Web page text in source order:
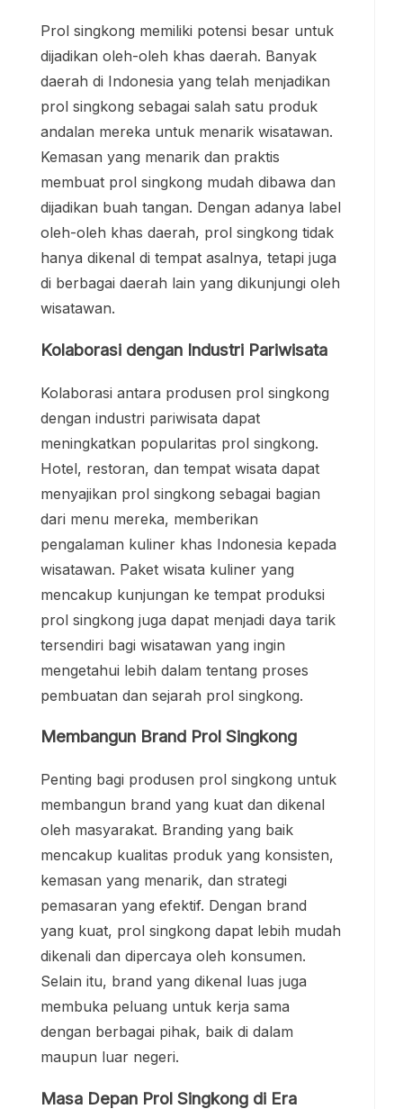
Prol singkong memiliki potensi besar untuk
dijadikan oleh-oleh khas daerah. Banyak
daerah di Indonesia yang telah menjadikan
prol singkong sebagai salah satu produk
andalan mereka untuk menarik wisatawan.
Kemasan yang menarik dan praktis
membuat prol singkong mudah dibawa dan
dijadikan buah tangan. Dengan adanya label
oleh-oleh khas daerah, prol singkong tidak
hanya dikenal di tempat asalnya, tetapi juga
di berbagai daerah lain yang dikunjungi oleh
wisatawan.
Kolaborasi dengan Industri Pariwisata
Kolaborasi antara produsen prol singkong
dengan industri pariwisata dapat
meningkatkan popularitas prol singkong.
Hotel, restoran, dan tempat wisata dapat
menyajikan prol singkong sebagai bagian
dari menu mereka, memberikan
pengalaman kuliner khas Indonesia kepada
wisatawan. Paket wisata kuliner yang
mencakup kunjungan ke tempat produksi
prol singkong juga dapat menjadi daya tarik
tersendiri bagi wisatawan yang ingin
mengetahui lebih dalam tentang proses
pembuatan dan sejarah prol singkong.
Membangun Brand Prol Singkong
Penting bagi produsen prol singkong untuk
membangun brand yang kuat dan dikenal
oleh masyarakat. Branding yang baik
mencakup kualitas produk yang konsisten,
kemasan yang menarik, dan strategi
pemasaran yang efektif. Dengan brand
yang kuat, prol singkong dapat lebih mudah
dikenali dan dipercaya oleh konsumen.
Selain itu, brand yang dikenal luas juga
membuka peluang untuk kerja sama
dengan berbagai pihak, baik di dalam
maupun luar negeri.
Masa Depan Prol Singkong di Era